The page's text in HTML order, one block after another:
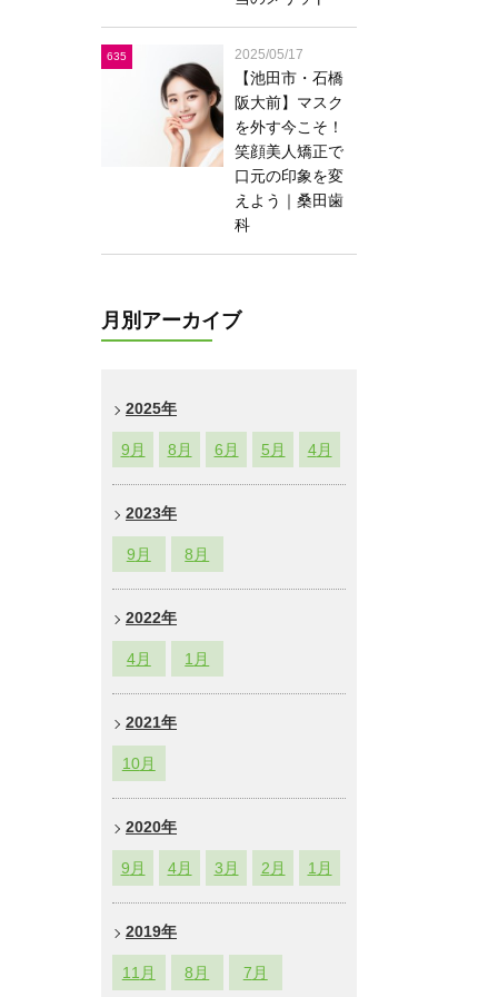
635 2025/05/17
【池田市・石橋
阪大前】マスク
を外す今こそ！
笑顔美人矯正で
口元の印象を変
えよう｜桑田歯
科
月別アーカイブ
2025年
9 月 8 月 6 月 5 月 4月
2023年
9 月 8 月
2022年
4月 1 月
2021年
10月
2020年
9 月 4月 3 月 2 月 1 月
2019年
11 月 8 月 7 月